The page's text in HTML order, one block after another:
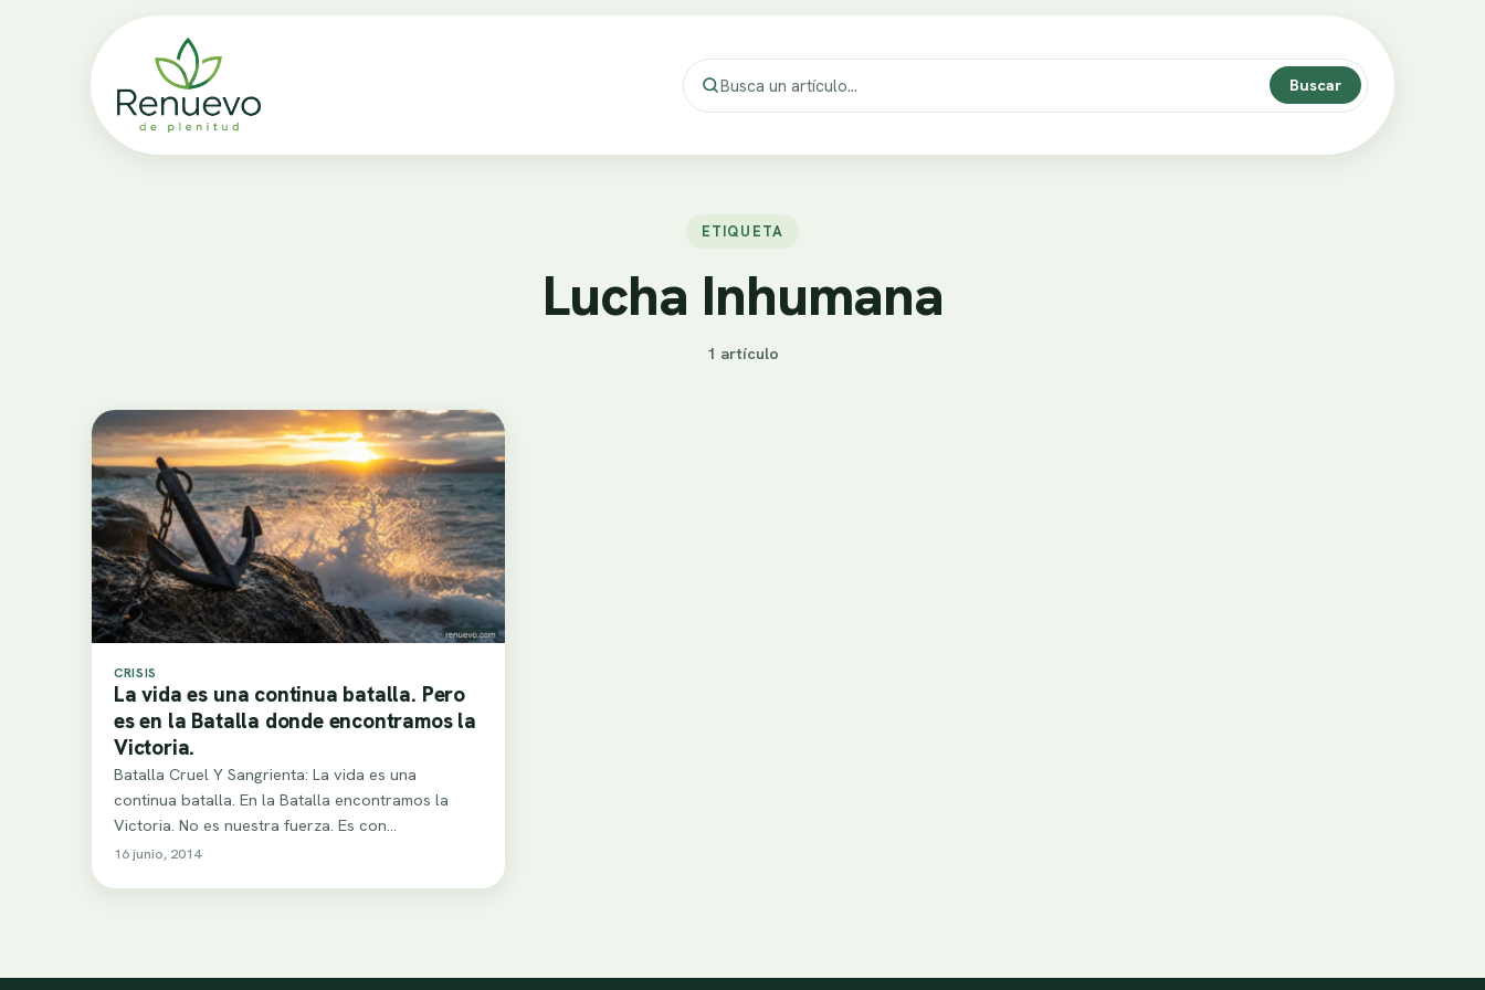
Buscar
ETIQUETA
Lucha Inhumana
1 artículo
CRISIS
La vida es una continua batalla. Pero
es en la Batalla donde encontramos la
Victoria.
Batalla Cruel Y Sangrienta: La vida es una
continua batalla. En la Batalla encontramos la
Victoria. No es nuestra fuerza. Es con…
16 junio, 2014